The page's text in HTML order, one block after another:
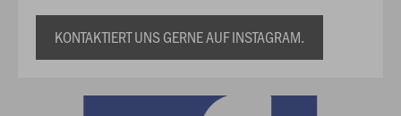
KONTAKTIERT UNS GERNE AUF INSTAGRAM.